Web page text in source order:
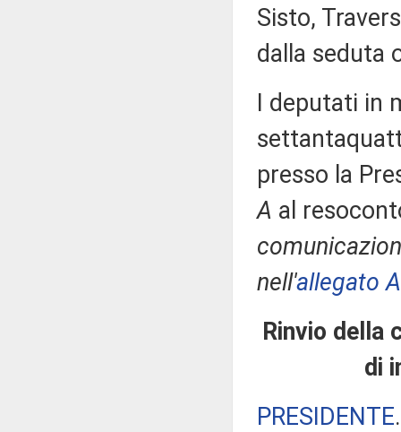
Sisto,
dalla seduta
I deputati in
presso la
A al
nell'allegato A
Rinvio della
di
PRESIDENTE